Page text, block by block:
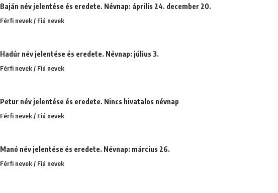
Baján név jelentése és eredete. Névnap: április 24. december 20.
Férfi nevek / Fiú nevek
Hadúr név jelentése és eredete. Névnap: július 3.
Férfi nevek / Fiú nevek
Petur név jelentése és eredete. Nincs hivatalos névnap
Férfi nevek / Fiú nevek
Manó név jelentése és eredete. Névnap: március 26.
Férfi nevek / Fiú nevek